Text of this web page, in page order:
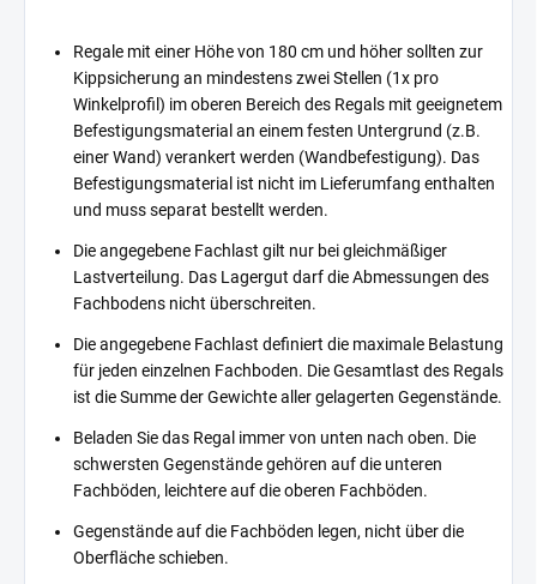
Regale mit einer Höhe von 180 cm und höher sollten zur
Kippsicherung an mindestens zwei Stellen (1x pro
Winkelprofil) im oberen Bereich des Regals mit geeignetem
Befestigungsmaterial an einem festen Untergrund (z.B.
einer Wand) verankert werden (Wandbefestigung). Das
Befestigungsmaterial ist nicht im Lieferumfang enthalten
und muss separat bestellt werden.
Die angegebene Fachlast gilt nur bei gleichmäßiger
Lastverteilung. Das Lagergut darf die Abmessungen des
Fachbodens nicht überschreiten.
Die angegebene Fachlast definiert die maximale Belastung
für jeden einzelnen Fachboden. Die Gesamtlast des Regals
ist die Summe der Gewichte aller gelagerten Gegenstände.
Beladen Sie das Regal immer von unten nach oben. Die
schwersten Gegenstände gehören auf die unteren
Fachböden, leichtere auf die oberen Fachböden.
Gegenstände auf die Fachböden legen, nicht über die
Oberfläche schieben.